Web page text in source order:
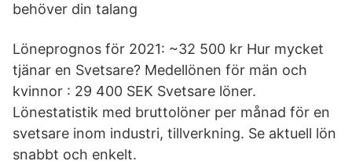
behöver din talang
Löneprognos för 2021: ~32 500 kr Hur mycket
tjänar en Svetsare? Medellönen för män och
kvinnor : 29 400 SEK Svetsare löner.
Lönestatistik med bruttolöner per månad för en
svetsare inom industri, tillverkning. Se aktuell lön
snabbt och enkelt.